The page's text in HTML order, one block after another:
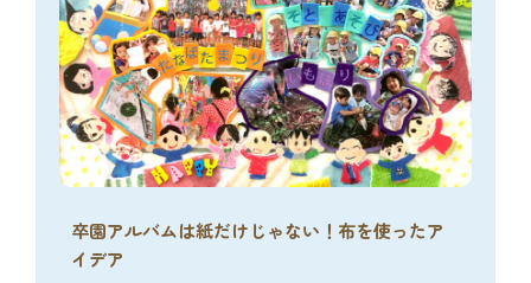
卒園アルバムは紙だけじゃない！布を使ったア
イデア